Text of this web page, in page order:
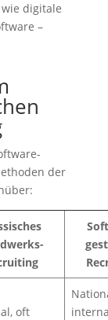
digitale
–
der
oft